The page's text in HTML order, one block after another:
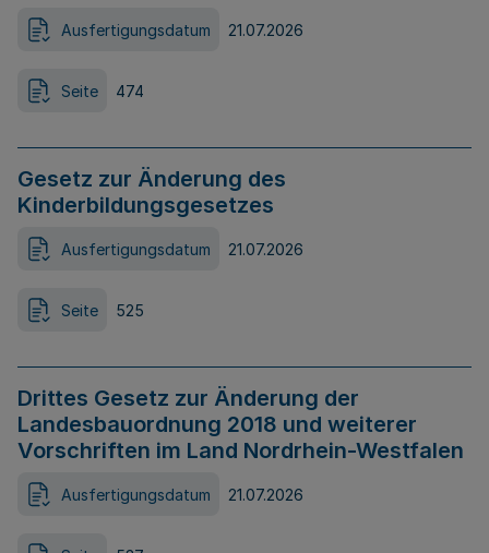
Ausfertigungsdatum 21.07.2026
Seite 474
Gesetz zur Änderung des
Kinderbildungsgesetzes
Ausfertigungsdatum 21.07.2026
Seite 525
Drittes Gesetz zur Änderung der
Landesbauordnung 2018 und weiterer
Vorschriften im Land Nordrhein-Westfalen
Ausfertigungsdatum 21.07.2026